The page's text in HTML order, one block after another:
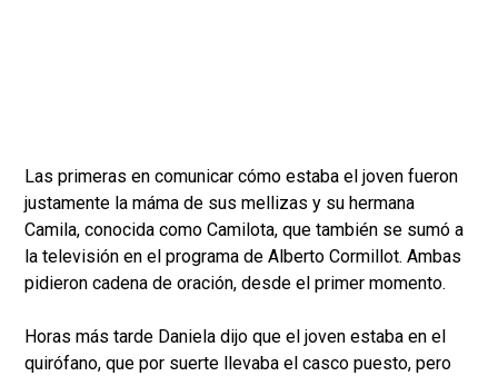
Las primeras en comunicar cómo estaba el joven fueron
justamente la máma de sus mellizas y su hermana
Camila, conocida como Camilota, que también se sumó a
la televisión en el programa de Alberto Cormillot. Ambas
pidieron cadena de oración, desde el primer momento.
Horas más tarde Daniela dijo que el joven estaba en el
quirófano, que por suerte llevaba el casco puesto, pero